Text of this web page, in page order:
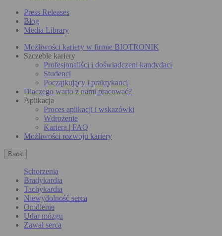
Press Releases
Blog
Media Library
Możliwości kariery w firmie BIOTRONIK
Szczeble kariery
Profesjonaliści i doświadczeni kandydaci
Studenci
Początkujący i praktykanci
Dlaczego warto z nami pracować?
Aplikacja
Proces aplikacji i wskazówki
Wdrożenie
Kariera | FAQ
Możliwości rozwoju kariery
Back
Schorzenia
Bradykardia
Tachykardia
Niewydolność serca
Omdlenie
Udar mózgu
Zawał serca